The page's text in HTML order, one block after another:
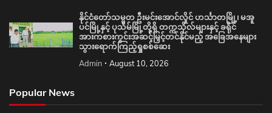
နိုင်ငံတော်သမ္မတ ဦးမင်းအောင်လှိုင် ဟင်္သာတမြို့၊ မအူ
ပင်မြို့နှင့် ပုသိမ်မြို့တို့ရှိ တက္ကသိုလ်များနှင့် ခရိုင်
အားကစားကွင်းအဆင့်မြှင့်တင်နိုင်မည့် အခြေအနေများ
သွားရောက်ကြည့်ရှုစစ်ဆေး
Admin August 10, 2026
Popular News